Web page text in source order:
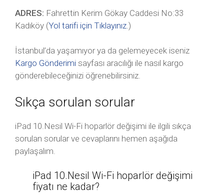
ADRES: Fahrettin Kerim Gökay Caddesi No:33
Kadıköy (Yol tarifi için Tıklayınız.)
İstanbul’da yaşamıyor ya da gelemeyecek iseniz
Kargo Gönderimi sayfası aracılığı ile nasıl kargo
gönderebileceğinizi öğrenebilirsiniz.
Sıkça sorulan sorular
iPad 10.Nesil Wi-Fi hoparlör değişimi ile ilgili sıkça
sorulan sorular ve cevaplarını hemen aşağıda
paylaşalım.
iPad 10.Nesil Wi-Fi hoparlör değişimi
fiyatı ne kadar?